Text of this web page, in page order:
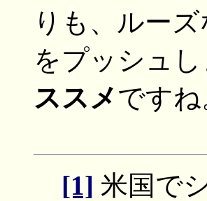
りも、ルー
をプッシュし
ススメですね
[1] 米国で